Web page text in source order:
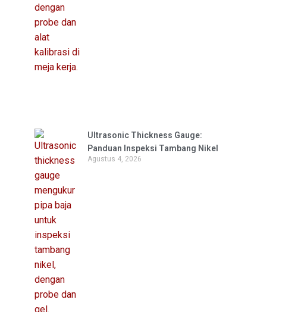
Ultrasonic Thickness Gauge:
Panduan Inspeksi Tambang Nikel
Agustus 4, 2026